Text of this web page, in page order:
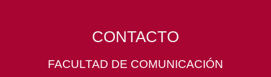
CONTACTO
FACULTAD DE COMUNICACIÓN